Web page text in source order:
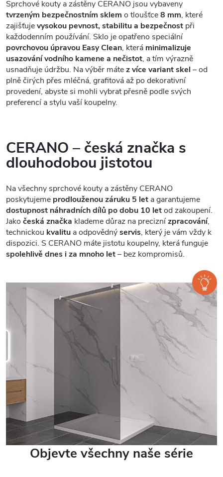
Sprchové kouty a zástěny CERANO jsou vybaveny
tvrzeným bezpečnostním sklem o tloušťce8 mm, které
zajišťujevysokou pevnost, stabilitu a bezpečnost při
každodenním používání. Sklo je opatřeno speciální
povrchovou úpravou Easy Clean, která minimalizuje
usazování vodního kamene a nečistot, a tím výrazně
usnadňuje údržbu. Na výběr mátez více variant skel – od
plně čirých přes mléčná, grafitová až po dekorativní
provedení, abyste si mohli vybrat přesně podle svých
preferencí a stylu vaší koupelny.
CERANO – česká značka s
dlouhodobou jistotou
Na všechny sprchové kouty a zástěny CERANO
poskytujeme prodlouženou záruku 5 let a garantujeme
dostupnost náhradních dílů po dobu 10 letod zakoupení.
Jako česká značka klademe důraz na preciznízpracování,
technickou kvalitu a odpovědnýservis, který je vám vždy k
dispozici. S CERANO máte jistotu koupelny, která funguje
spolehlivě dnes i za mnoho let– bez kompromisů.
Objevte všechny naše série